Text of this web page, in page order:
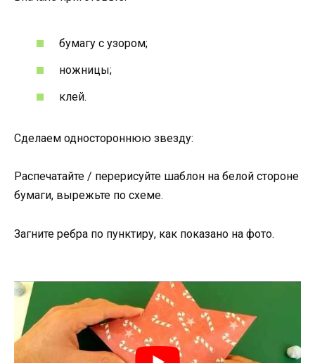
бумагу с узором;
ножницы;
клей.
Сделаем одностороннюю звезду:
Распечатайте / перерисуйте шаблон на белой стороне
бумаги, вырежьте по схеме.
Загните ребра по пунктиру, как показано на фото.